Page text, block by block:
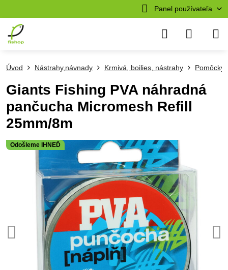
Panel používateľa
Odošleme IHNEĎ
Úvod Nástrahy,návnady Krmivá, boilies, nástrahy Pomôcky
Giants Fishing PVA náhradná
pančucha Micromesh Refill
25mm/8m